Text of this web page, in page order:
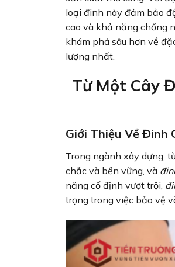
loại đinh này đảm bảo
cao và khả năng chống
khám phá sâu hơn về
lượng nhất.
Từ Một Cây
Giới Thiệu Về Đinh
Trong ngành xây dựng,
chắc và bền vững, và
năng cố định vượt trội,
trọng trong việc bảo vệ